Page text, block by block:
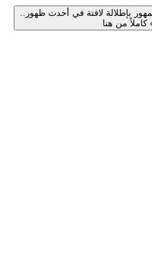
بإطلالة لافتة في أحدث ظهور..
من هنا